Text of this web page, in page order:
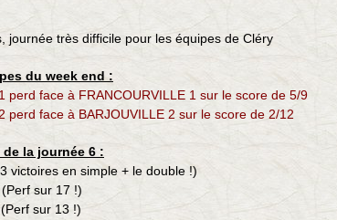
journée très difficile pour les équipes de Cléry
du week end :
perd face à FRANCOURVILLE 1 sur le score de 5/9
perd face à BARJOUVILLE 2 sur le score de 2/12
la journée 6 :
victoires en simple + le double !)
(Perf sur 17 !)
(Perf sur 13 !)